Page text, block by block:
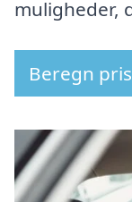
muligheder,
Beregn